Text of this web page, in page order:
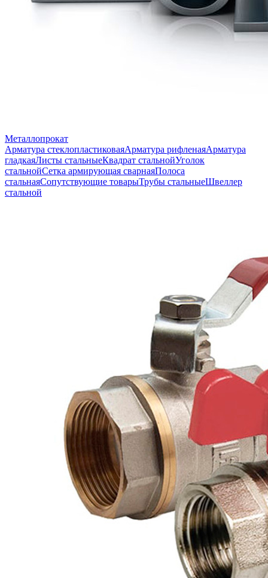
Металлопрокат
Арматура стеклопластиковаяАрматура рифленаяАрматура
гладкаяЛисты стальныеКвадрат стальнойУголок
стальнойСетка армирующая сварнаяПолоса
стальнаяСопутствующие товарыТрубы стальныеШвеллер
стальной